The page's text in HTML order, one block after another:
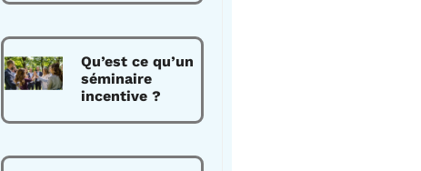
Qu’est ce qu’un
séminaire
incentive ?